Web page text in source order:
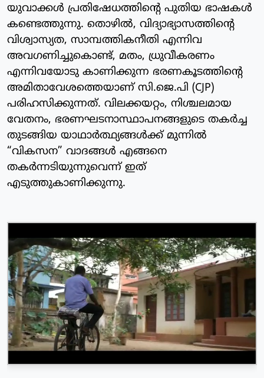
യുവാക്കൾ പ്രതിഷേധത്തിന്റെ പുതിയ ഭാഷകൾ
കണ്ടെത്തുന്നു. തൊഴിൽ, വിദ്യാഭ്യാസത്തിന്റെ
വിശ്വാസ്യത, സാമ്പത്തികനീതി എന്നിവ
അവഗണിച്ചുകൊണ്ട്, മതം, ധ്രുവീകരണം
എന്നിവയോടു കാണിക്കുന്ന ഭരണകൂടത്തിന്റെ
അമിതാവേശത്തെയാണ് സി.ജെ.പി (CJP)
പരിഹസിക്കുന്നത്. വിലക്കയറ്റം, നിശ്ചലമായ
വേതനം, ഭരണഘടനാസ്ഥാപനങ്ങളുടെ തകർച്ച
തുടങ്ങിയ യാഥാർത്ഥ്യങ്ങൾക്ക് മുന്നിൽ
“വികസന” വാദങ്ങൾ എങ്ങനെ
തകർന്നടിയുന്നുവെന്ന് ഇത്
എടുത്തുകാണിക്കുന്നു.